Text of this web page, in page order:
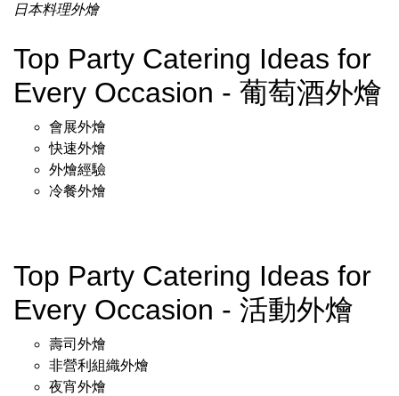
日本料理外燴
Top Party Catering Ideas for
Every Occasion - 葡萄酒外燴
會展外燴
快速外燴
外燴經驗
冷餐外燴
Top Party Catering Ideas for
Every Occasion - 活動外燴
壽司外燴
非營利組織外燴
夜宵外燴